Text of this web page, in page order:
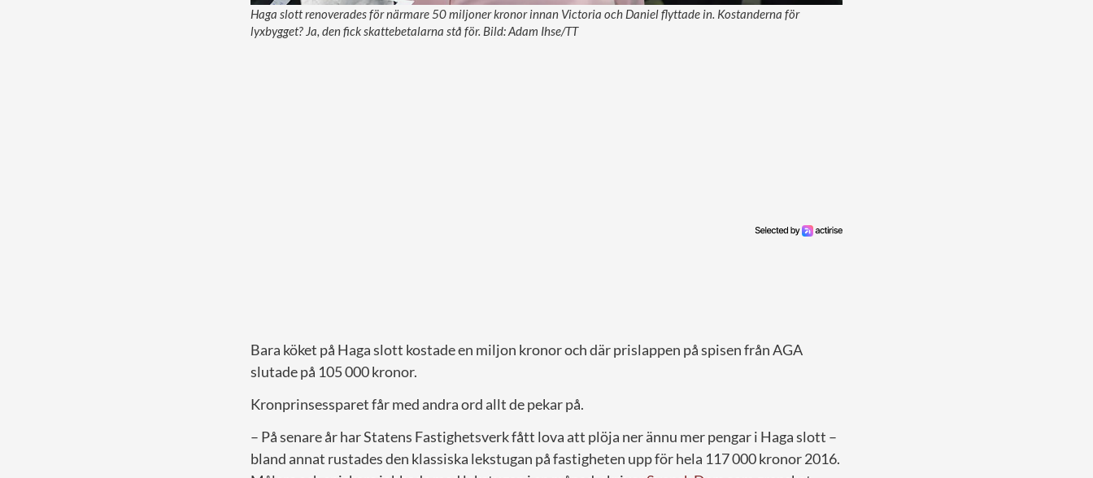
Haga slott renoverades för närmare 50 miljoner kronor innan Victoria och Daniel flyttade in. Kostanderna för
lyxbygget? Ja, den fick skattebetalarna stå för. Bild: Adam Ihse/TT
Bara köket på Haga slott kostade en miljon kronor och där prislappen på spisen från AGA
slutade på 105 000 kronor.
Kronprinsessparet får med andra ord allt de pekar på.
– På senare år har Statens Fastighetsverk fått lova att plöja ner ännu mer pengar i Haga slott –
bland annat rustades den klassiska lekstugan på fastigheten upp för hela 117 000 kronor 2016.